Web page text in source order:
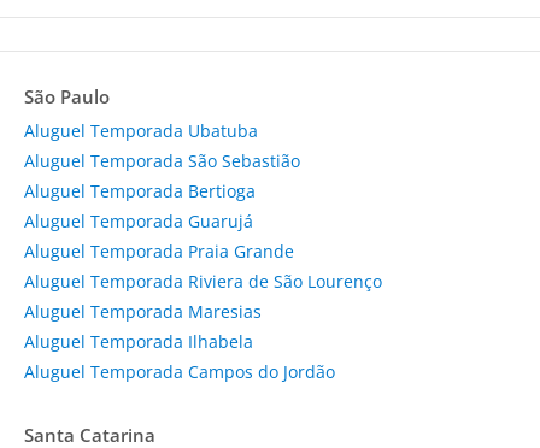
São Paulo
Aluguel Temporada Ubatuba
Aluguel Temporada São Sebastião
Aluguel Temporada Bertioga
Aluguel Temporada Guarujá
Aluguel Temporada Praia Grande
Aluguel Temporada Riviera de São Lourenço
Aluguel Temporada Maresias
Aluguel Temporada Ilhabela
Aluguel Temporada Campos do Jordão
Santa Catarina